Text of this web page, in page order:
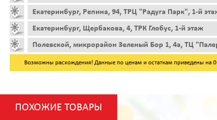
Екатеринбург, Репина, 94, ТРЦ "Радуга Парк", 1-й
Екатеринбург, Щербакова, 4, ТРК Глобус, 1-й этаж
Полевской, микрорайон Зеленый Бор 1, 4а, ТЦ
Возможны расхождения! Данные по ценам и остаткам приведены на
ПОХОЖИЕ ТОВАРЫ